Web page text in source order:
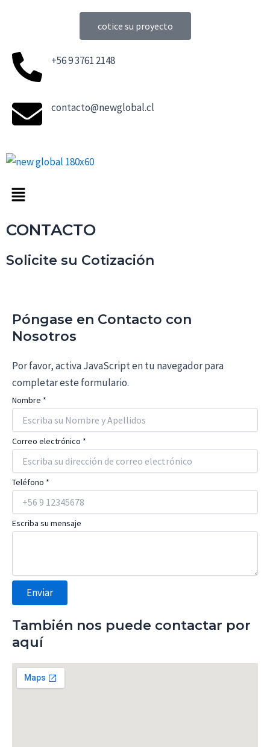
cotice su proyecto
+56 9 3761 2148
contacto@newglobal.cl
Menú
CONTACTO
Solicite su Cotización
Póngase en Contacto con
Nosotros
Por favor, activa JavaScript en tu navegador para
completar este formulario.
Nombre *
s
T
e
é
n
m
b
Correo electrónico *
Teléfono *
Escriba su mensaje
Enviar
También nos puede contactar por
aquí